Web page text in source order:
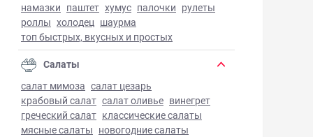
намазки паштет хумус палочки рулеты
роллы холодец шаурма
топ быстрых, вкусных и простых
Салаты
салат мимоза салат цезарь
крабовый салат салат оливье винегрет
греческий салат классические салаты
мясные салаты новогодние салаты